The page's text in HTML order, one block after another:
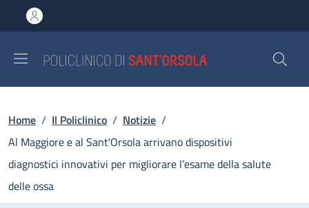
al contenuto principale
to footer content
Briciole di pane
Home / Il Policlinico / Notizie /
Al Maggiore e al Sant'Orsola arrivano dispositivi
diagnostici innovativi per migliorare l’esame della salute
delle ossa